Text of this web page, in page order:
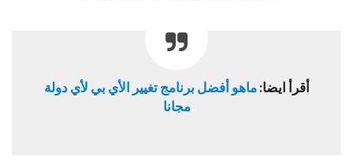
أقرأ ايضا:ماهو أفضل برنامج تغيير الأي بي لأي دولة
مجانا